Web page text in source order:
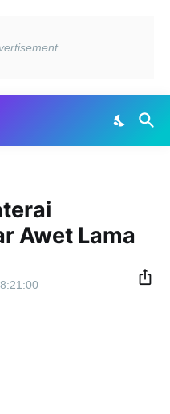
Awet Lama